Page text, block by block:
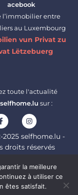
acebook
l’immobilier entre
au Luxembourg
vun Privat zu
Lëtzebuerg
toute l'actualité
sur :
2025 selfhome.lu -
droits réservés
la meilleure
à utiliser ce
êtes satisfait.